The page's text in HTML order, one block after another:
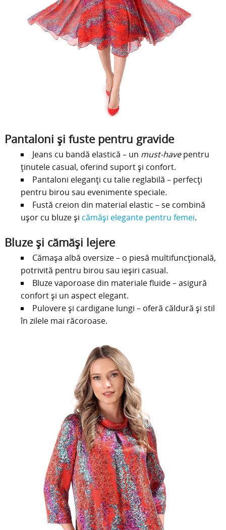
Pantaloni și fuste pentru gravide
Jeans cu bandă elastică – un must-havepentru
ținutele casual, oferind suport și confort.
Pantaloni eleganți cu talie reglabilă – perfecți
pentru birou sau evenimente speciale.
Fustă creion din material elastic – se combină
ușor cu bluze și cămăși elegante pentru femei.
Bluze și cămăși lejere
Cămașa albă oversize – o piesă multifuncțională,
potrivită pentru birou sau ieșiri casual.
Bluze vaporoase din materiale fluide – asigură
confort și un aspect elegant.
Pulovere și cardigane lungi – oferă căldură și stil
în zilele mai răcoroase.